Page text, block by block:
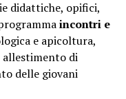
didattiche, opifici,
incontri e
e apicoltura,
allestimento di
delle giovani